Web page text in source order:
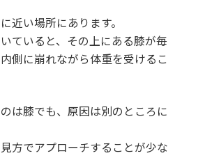
近い場所にあります。
ていると、その上にある膝が毎
側に崩れながら体重を受けるこ
は膝でも、原因は別のところに
方でアプローチすることが少な